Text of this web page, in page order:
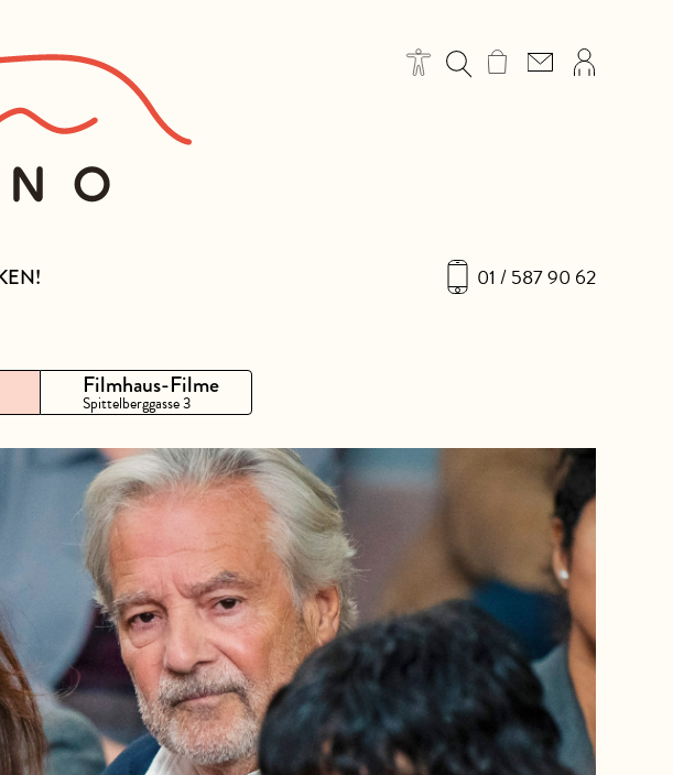
01 / 587 90 62
Filmhaus-Filme
Spittelberggasse 3